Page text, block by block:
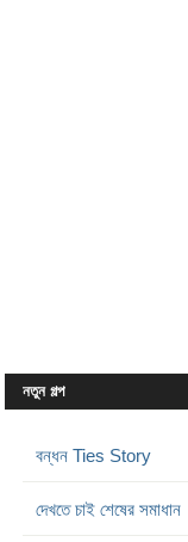
নতুন গল্প
বন্ধন Ties Story
দেখতে চাই শেষের সমাধান